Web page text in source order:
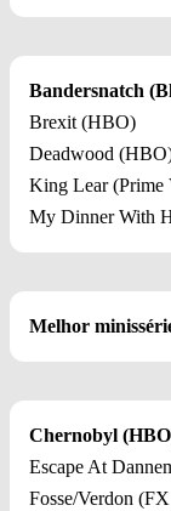
Bandersnatch
Brexit (HBO)
Deadwood
King Lear (Prime
My Dinner With
Melhor
Chernobyl
Escape At
Fosse/Verdon